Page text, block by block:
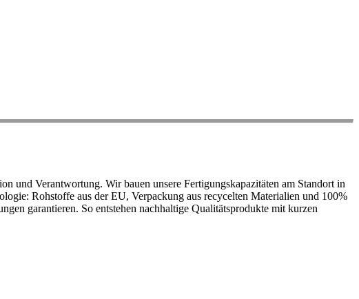
und Verantwortung. Wir bauen unsere Fertigungskapazitäten am Standort in
Rohstoffe aus der EU, Verpackung aus recycelten Materialien und 100%
garantieren. So entstehen nachhaltige Qualitätsprodukte mit kurzen